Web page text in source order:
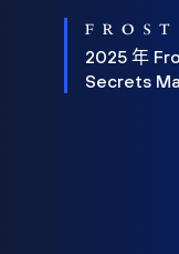
2025 年
Secrets